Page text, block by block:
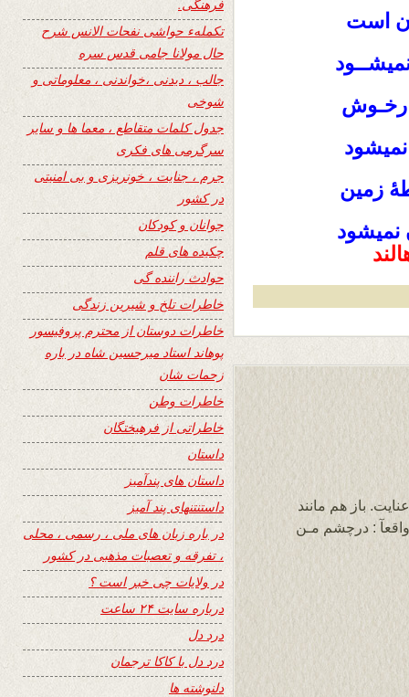
است
نمیشود
زمین
نمیشود
باز هم مانند
: درچشم مـن
فرهنگی.
تکملهء حواشی نفحات الانس شرح
حال مولانا جامی قدس سره
جالب ، دیدنی ،خواندنی ، معلوماتی و
شوخی
جدول کلمات متقاطع ، معما ها و سایر
سرگرمی های فکری
جرم ، جنایت ، خونریزی و بی امنیتی
در کشور
جوانان و کودکان
چکیده های قلم
حوادث راننده گی
خاطرات تلخ و شیرین زندگی
خاطرات دوستان از محترم پروفیسور
پوهاند استاد میرحسین شاه در باره
زحمات شان
خاطرات وطن
خاطراتی از فرهیختگان
داستان
داستان های پندآمیز
داستنتنهای پند آمیز
در باره زبان های ملی ، رسمی ، محلی
، تفرقه و تعصبات مذهبی در کشور
در ولایات چی خبر است ؟
درباره سایت ۲۴ ساعت
درد دل
درد دل با کاکا ترجمان
دلنوشته ها